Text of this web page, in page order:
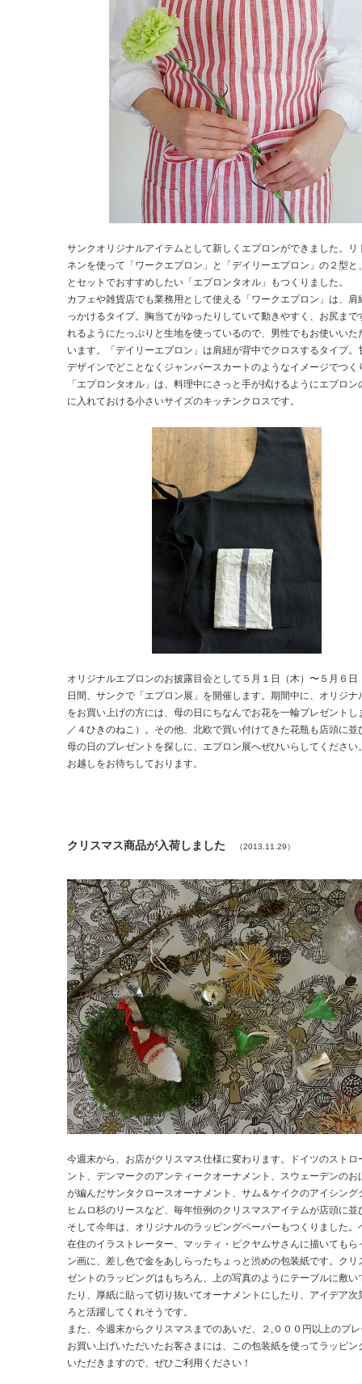
サンクオリジナルアイテムとして新しくエプロンができました。リ
ネンを使って「ワークエプロン」と「デイリーエプロン」の２型と
とセットでおすすめしたい「エプロンタオル」もつくりました。
カフェや雑貨店でも業務用として使える「ワークエプロン」は、肩
っかけるタイプ。胸当てがゆったりしていて動きやすく、お尻まで
れるようにたっぷりと生地を使っているので、男性でもお使いいた
います。「デイリーエプロン」は肩紐が背中でクロスするタイプ。
デザインでどことなくジャンパースカートのようなイメージでつく
「エプロンタオル」は、料理中にさっと手が拭けるようにエプロン
に入れておける小さいサイズのキッチンクロスです。
オリジナルエプロンのお披露目会として５月１日（木）〜５月６日
日間、サンクで「エプロン展」を開催します。期間中に、オリジナ
をお買い上げの方には、母の日にちなんでお花を一輪プレゼントし
／４ひきのねこ）。その他、北欧で買い付けてきた花瓶も店頭に並
母の日のプレゼントを探しに、エプロン展へぜひいらしてください
お越しをお待ちしております。
クリスマス商品が入荷しました （2013.11.29）
今週末から、お店がクリスマス仕様に変わります。ドイツのストロ
ント、デンマークのアンティークオーナメント、スウェーデンのお
が編んだサンタクロースオーナメント、サム＆ケイクのアイシング
ヒムロ杉のリースなど、毎年恒例のクリスマスアイテムが店頭に並
そして今年は、オリジナルのラッピングペーパーもつくりました。
在住のイラストレーター、マッティ・ピクヤムサさんに描いてもら
ン画に、差し色で金をあしらったちょっと渋めの包装紙です。クリ
ゼントのラッピングはもちろん、上の写真のようにテーブルに敷い
たり、厚紙に貼って切り抜いてオーナメントにしたり、アイデア次
ろと活躍してくれそうです。
また、今週末からクリスマスまでのあいだ、２,０００円以上のプ
お買い上げいただいたお客さまには、この包装紙を使ってラッピン
いただきますので、ぜひご利用ください！